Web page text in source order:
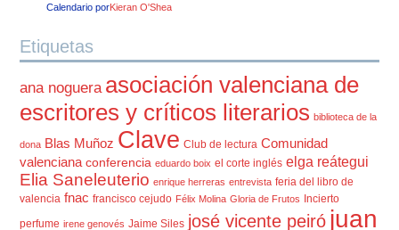
Calendario porKieran O'Shea
Etiquetas
ana noguera asociación valenciana de
escritores y críticos literarios biblioteca de la
dona Blas Muñoz Clave Club de lectura Comunidad
valenciana conferencia eduardo boix el corte inglés elga reátegui
Elia Saneleuterio enrique herreras entrevista feria del libro de
valencia fnac francisco cejudo Félix Molina Gloria de Frutos
Incierto
perfume irene genovés Jaime Siles josé vicente peiró juan